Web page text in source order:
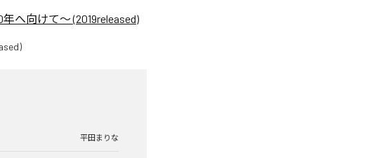
へ向けて〜 (2019released)
平田まりな